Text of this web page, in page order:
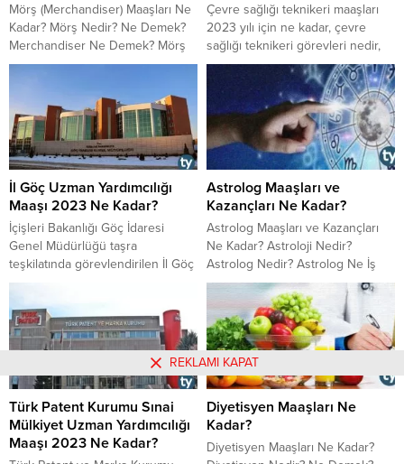
Mörş (Merchandiser) Maaşları Ne
Kadar? Mörş Nedir? Ne Demek?
Merchandiser Ne Demek? Mörş
(Merchandiser) Çalışma Şartları ve
Elemanı İş Olanakları
Çevre sağlığı teknikeri maaşları
2023 yılı için ne kadar, çevre
sağlığı teknikeri görevleri nedir,
çevre sağlığı teknikeri kimler
olabilir, çevre sağlığı teknikerliği
nedir, çevre sağlığı teknikeri özel
sektör maaşları 2019 yılında ne
kadar oldu, çevre sağlığı teknikeri
çalışma şartları nasıldır gibi
sorular için derlemeye çalıştığımız
cevaplara buradan ulaşabilirsiniz.
İl Göç Uzman Yardımcılığı
Maaşı 2023 Ne Kadar?
İçişleri Bakanlığı Göç İdaresi
Genel Müdürlüğü taşra
teşkilatında görevlendirilen İl Göç
Uzman Yardımcılarının 2023 yılı
haberimizde bulabilirsiniz.
Astrolog Maaşları ve
Kazançları Ne Kadar?
Astrolog Maaşları ve Kazançları
Ne Kadar? Astroloji Nedir?
Astrolog Nedir? Astrolog Ne İş
Yapar? Astrolog Maaşları ve
Kazançları Ne Kadar?
Türk Patent Kurumu Sınai
Mülkiyet Uzman Yardımcılığı
Maaşı 2023 Ne Kadar?
Diyetisyen Maaşları Ne
Kadar?
Diyetisyen Maaşları Ne Kadar?
REKLAMI KAPAT